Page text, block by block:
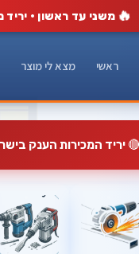
🔥 משני עד ראשון ·
ראשי מצא לי מוצר
🔴יריד המכירות הענק